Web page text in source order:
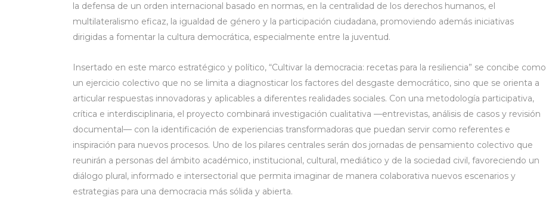
la defensa de un orden internacional basado en normas, en la centralidad de los derechos humanos, el
multilateralismo eficaz, la igualdad de género y la participación ciudadana, promoviendo además iniciativas
dirigidas a fomentar la cultura democrática, especialmente entre la juventud.
Insertado en este marco estratégico y político, “Cultivar la democracia: recetas para la resiliencia” se concibe como
un ejercicio colectivo que no se limita a diagnosticar los factores del desgaste democrático, sino que se orienta a
articular respuestas innovadoras y aplicables a diferentes realidades sociales. Con una metodología participativa,
crítica e interdisciplinaria, el proyecto combinará investigación cualitativa —entrevistas, análisis de casos y revisión
documental— con la identificación de experiencias transformadoras que puedan servir como referentes e
inspiración para nuevos procesos. Uno de los pilares centrales serán dos jornadas de pensamiento colectivo que
reunirán a personas del ámbito académico, institucional, cultural, mediático y de la sociedad civil, favoreciendo un
diálogo plural, informado e intersectorial que permita imaginar de manera colaborativa nuevos escenarios y
estrategias para una democracia más sólida y abierta.